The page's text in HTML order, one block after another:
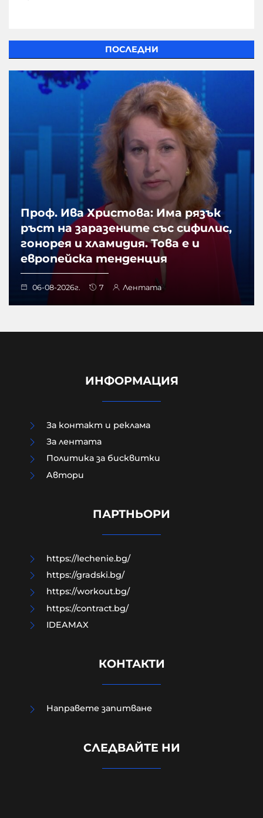
ПОСЛЕДНИ
Проф. Ива Христова: Има рязък
ръст на заразените със сифилис,
гонорея и хламидия. Това е и
европейска тенденция
06-08-2026г. 7 Лентата
Модернизацията на бойната ни
години нехайство и саботажи
УНИЦЕФ: Израел убива средно по
„примирието“ от октомври 2025
ИНФОРМАЦИЯ
За контакт и реклама
За лентата
Политика за бисквитки
Aвтори
ПАРТНЬОРИ
https://lechenie.bg/
https://gradski.bg/
https://workout.bg/
https://contract.bg/
IDEAMAX
КОНТАКТИ
Направете запитване
СЛЕДВАЙТЕ НИ